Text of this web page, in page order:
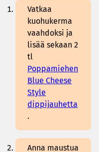
Vatkaa
kuohukerma
vaahdoksi ja
lisää sekaan 2
tl
Poppamiehen
Blue Cheese
Style
dippijauhetta
.
Anna maustua